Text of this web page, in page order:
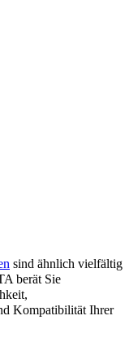
sind ähnlich vielfältig
berät Sie
Kompatibilität Ihrer